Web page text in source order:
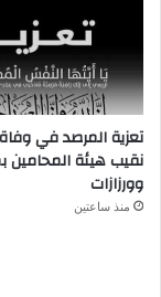
تعزية المرصد في
نقيب هيئة
وورزازات
منذ ساعتين